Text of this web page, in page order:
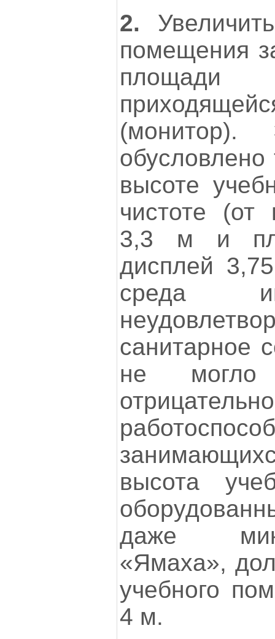
2.
помещения
(монитор).
высоте
чистоте (от
3,3 м и
дисплей
среда
санитарное
не могло
высота
даже
«Ямаха»,
учебного
4 м.